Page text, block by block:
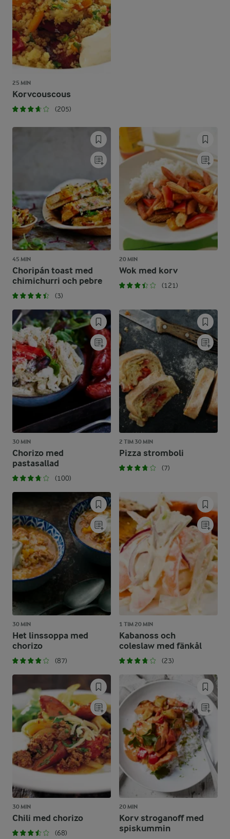
25 MIN
Korvcouscous
(205)
45 MIN
Choripán toast med
chimichurri och pebre
(3)
20 MIN
Wok med korv
(121)
30 MIN
Chorizo med
pastasallad
(100)
2 TIM 30 MIN
Pizza stromboli
(7)
30 MIN
Het linssoppa med
chorizo
(87)
1 TIM 20 MIN
Kabanoss och
coleslaw med fänkål
(23)
30 MIN
Chili med chorizo
(68)
20 MIN
Korv stroganoff med
spiskummin